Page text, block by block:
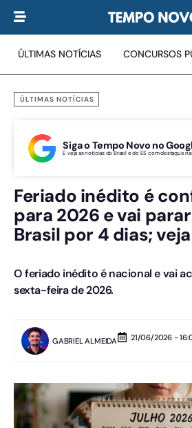
ÚLTIMAS NOTÍCIAS CONCURSOS
ÚLTIMAS NOTÍCIAS
Siga o Tempo Novo no
E veja as notícias do Brasil e do ES com destaque
Feriado inédito é
para 2026 e vai
Brasil por 4 dias;
O feriado inédito é nacional e vai
sexta-feira de 2026.
GABRIEL ALMEIDA 21/06/2026 -